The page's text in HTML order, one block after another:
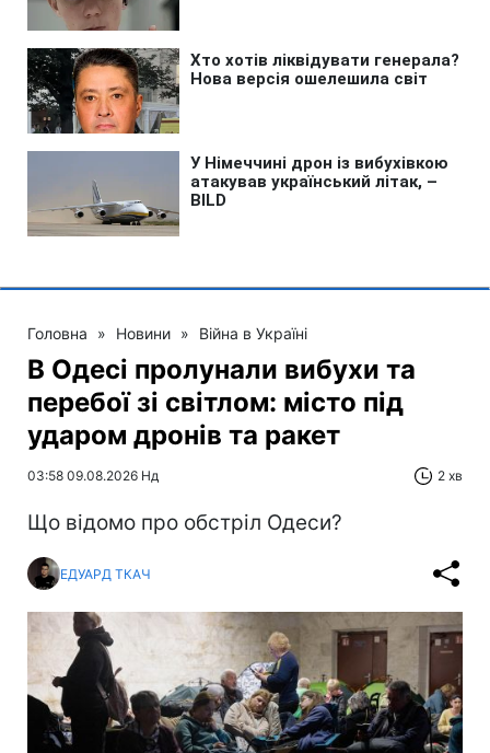
Головна » Новини » Війна в Україні
В Одесі пролунали вибухи та
перебої зі світлом: місто під
ударом дронів та ракет
03:58 09.08.2026 Нд 2 хв
Що відомо про обстріл Одеси?
ЕДУАРД ТКАЧ